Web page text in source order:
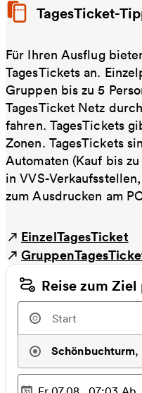
TagesTicket-
Für Ihren Ausflug
TagesTickets an.
Gruppen bis zu 5
TagesTicket Netz
fahren. TagesTickets
Zonen. TagesTickets
Automaten (Kauf bis
in VVS-
zum Ausdrucken am
EinzelTagesTicket
Reise zum Ziel
Schönbuchturm,